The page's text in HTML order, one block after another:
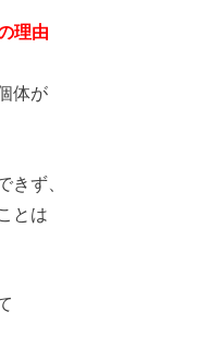
理由
体が
きず、
とは